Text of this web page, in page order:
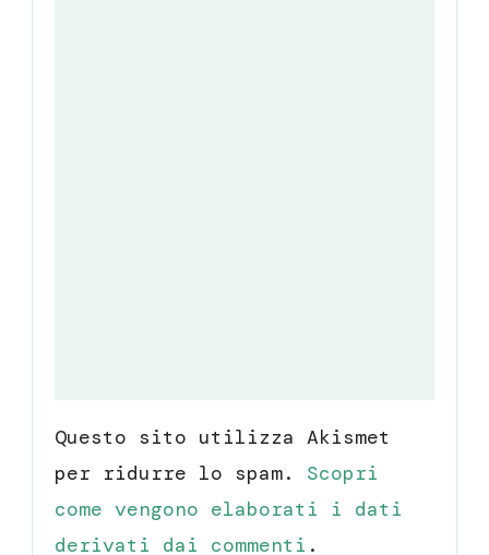
Questo sito utilizza Akismet
per ridurre lo spam. Scopri
come vengono elaborati i dati
derivati dai commenti .